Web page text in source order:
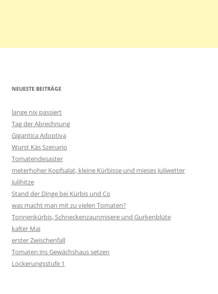
NEUESTE BEITRÄGE
lange nix passiert
Tag der Abrechnung
Gigantica Adoptiva
Wurst Käs Szenario
Tomatendesaster
meterhoher Kopfsalat, kleine Kürbisse und mieses Juliwetter
Julihitze
Stand der Dinge bei Kürbis und Co
was macht man mit zu vielen Tomaten?
Tonnenkürbis, Schneckenzaunmisere und Gurkenblüte
kalter Mai
erster Zwischenfall
Tomaten ins Gewächshaus setzen
Lockerungsstufe 1